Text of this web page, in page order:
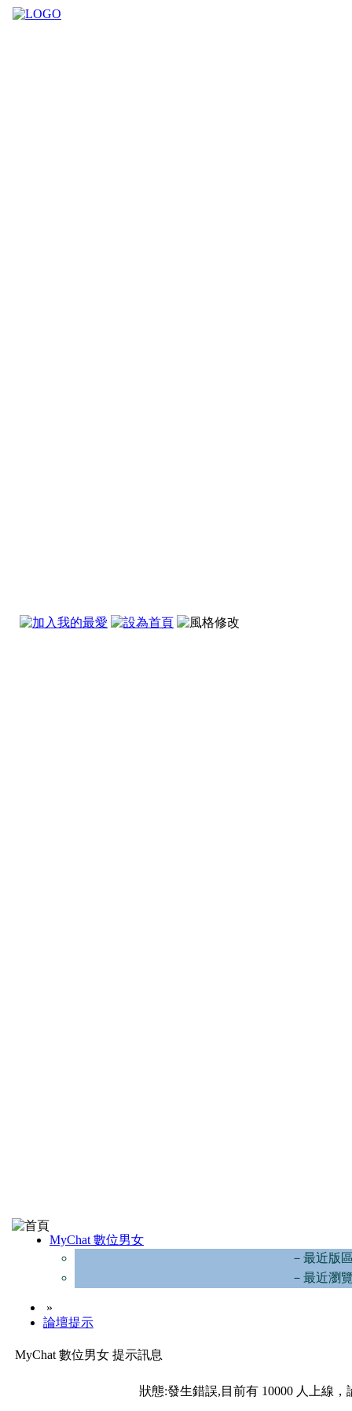
MyChat 數位男女
－最近版
－最近瀏
»
論壇提示
MyChat 數位男女 提示訊息
狀態:發生錯誤,目前有 10000 人上線